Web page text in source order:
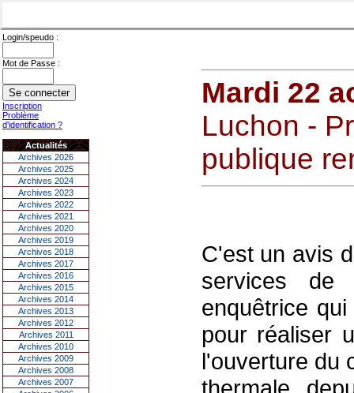
Login/speudo :
Mot de Passe :
Inscription
Problème
d'identification ?
Actualités
Archives 2026
Archives 2025
Archives 2024
Archives 2023
Archives 2022
Archives 2021
Archives 2020
Archives 2019
Archives 2018
Archives 2017
Archives 2016
Archives 2015
Archives 2014
Archives 2013
Archives 2012
Archives 2011
Archives 2010
Archives 2009
Archives 2008
Archives 2007
Mardi 22
Luchon -
publique
C'est un avis
services de
enquêtrice
pour réaliser
l'ouverture du